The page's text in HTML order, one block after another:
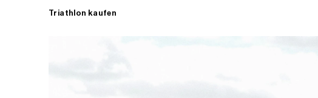
Triathlon kaufen